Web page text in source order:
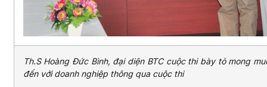
Th.S Hoàng Đức Bình, đại diện BTC cuộc thi bày tỏ mong
đến với doanh nghiệp thông qua cuộc thi